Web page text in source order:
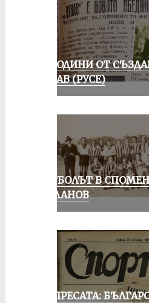
70 ГОДИНИ ОТ
ДУНАВ (РУСЕ)
ФУТБОЛЪТ В
МИЛАНОВ
ОТ ПРЕСАТА: